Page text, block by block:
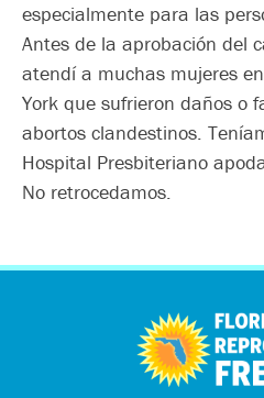
especialmente para las
Antes de la aprobación del
atendí a muchas mujeres
York que sufrieron daños o
abortos clandestinos.
Hospital Presbiteriano
No retrocedamos.